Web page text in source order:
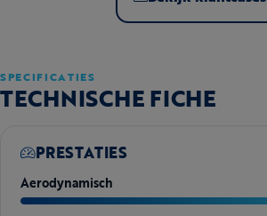
SPECIFICATIES
TECHNISCHE FICHE
PRESTATIES
Aerodynamisch